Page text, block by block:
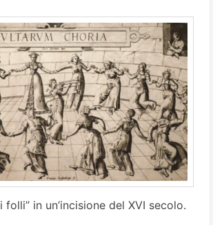
folli” in un’incisione del XVI secolo.